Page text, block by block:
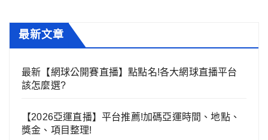
最新文章
最新【網球公開賽直播】點點名!各大網球直播平台
該怎麼選?
【2026亞運直播】平台推薦!加碼亞運時間、地點、
獎金、項目整理!